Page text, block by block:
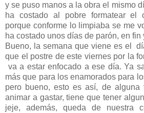
y se puso manos a la obra el mismo
ha costado al pobre formatear el
porque conforme lo limpiaba se me
ha costado unos días de parón, en fin
Bueno, la semana que viene es el
que el postre de este viernes por la
va a estar enfocado a ese día. Ya
más que para los enamorados para
pero bueno, esto es así, de alguna
animar a gastar, tiene que tener
jeje, además, queda de nuestra